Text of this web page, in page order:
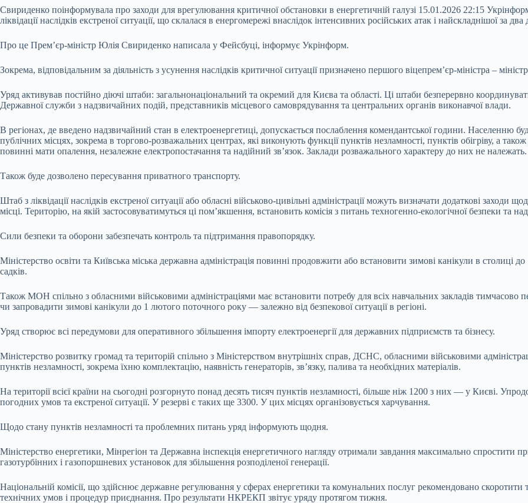
Свириденко поінформувала про заходи для врегулювання критичної обстановки в енергетичній галузі 15.01.2026 22:15
ліквідації наслідків екстреної ситуації, що склалася в енергомережі внаслідок інтенсивних російських атак і найскладнішої за два
Про це Прем’єр-міністр Юлія Свириденко написала у Фейсбуці, інформує Укрінформ.
Зокрема, відповідальним за діяльність з усунення наслідків критичної ситуації призначено першого віцепрем’єр-міністра –
Уряд активував постійно діючі штаби: загальнонаціональний та окремий для Києва та області. Ці штаби безперервно
Державної служби з надзвичайних подій, представників місцевого самоврядування та центральних органів виконавчої влади.
В регіонах, де введено надзвичайний стан в електроенергетиці, допускається послаблення комендантської години. Населенню
публічних місцях, зокрема в торгово-розважальних центрах, які виконують функції пунктів незламності, пунктів обігріву, а
повинні мати опалення, незалежне електропостачання та надійний зв’язок. Заклади розважального характеру до них не належать.
Також буде дозволено пересування приватного транспорту.
Штаб з ліквідації наслідків екстреної ситуації або обласні військово-цивільні адміністрації можуть визначати додаткові
місці. Територію, на якій застосовуватимуться ці пом’якшення, встановить комісія з питань техногенно-екологічної безпеки та
Сили безпеки та оборони забезпечать контроль та підтримання правопорядку.
Міністерство освіти та Київська міська державна адміністрація повинні продовжити або встановити зимові канікули в столиці
садків.
Також МОН спільно з обласними військовими адміністраціями має встановити потребу для всіх навчальних закладів тимчасово
чи запровадити зимові канікули до 1 лютого поточного року — залежно від безпекової ситуації в регіоні.
Уряд створює всі передумови для оперативного збільшення імпорту електроенергії для державних підприємств та бізнесу.
Міністерство розвитку громад та територій спільно з Міністерством внутрішніх справ, ДСНС, обласними військовими
пунктів незламності, зокрема їхню комплектацію, наявність генераторів, зв’язку, палива та необхідних матеріалів.
На території всієї країни на сьогодні розгорнуто понад десять тисяч пунктів незламності, більше ніж 1200 з них — у Києві.
погодних умов та екстреної ситуації. У резерві є таких ще 3300. У цих місцях організовується харчування.
Щодо стану пунктів незламності та проблемних питань уряд інформують щодня.
Міністерство енергетики, Мінрегіон та Державна інспекція енергетичного нагляду отримали завдання максимально спростити
газотурбінних і газопоршневих установок для збільшення розподіленої генерації.
Національній комісії, що здійснює державне регулювання у сферах енергетики та комунальних послуг рекомендовано
технічних умов і процедур приєднання. Про результати НКРЕКП звітує уряду протягом тижня.